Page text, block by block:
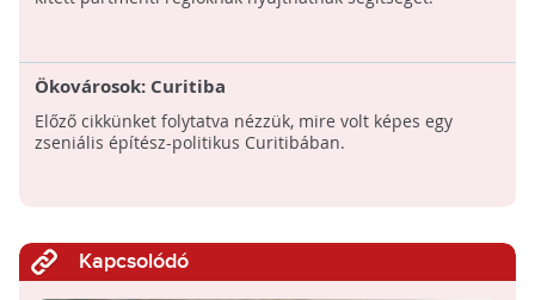
Ökovárosok: Curitiba
Előző cikkünket folytatva nézzük, mire volt képes egy
zseniális építész-politikus Curitibában.
Kapcsolódó